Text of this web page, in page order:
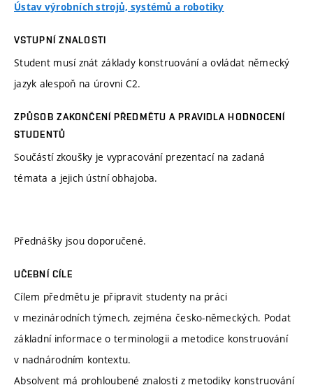
Ústav výrobních strojů, systémů a robotiky
VSTUPNÍ ZNALOSTI
Student musí znát základy konstruování a ovládat německý
jazyk alespoň na úrovni C2.
ZPŮSOB ZAKONČENÍ PŘEDMĚTU A PRAVIDLA HODNOCENÍ
STUDENTŮ
Součástí zkoušky je vypracování prezentací na zadaná
témata a jejich ústní obhajoba.
Přednášky jsou doporučené.
UČEBNÍ CÍLE
Cílem předmětu je připravit studenty na práci
v mezinárodních týmech, zejména česko-německých. Podat
základní informace o terminologii a metodice konstruování
v nadnárodním kontextu.
Absolvent má prohloubené znalosti z metodiky konstruování